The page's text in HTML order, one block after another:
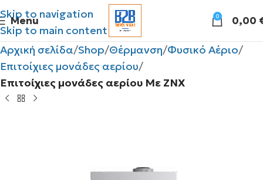
Skip to navigation
Skip to main content
Menu 0 0,00
Αρχική σελίδα Shop Θέρμανση Φυσικό Αέριο
Επιτοίχιες μονάδες αερίου
Επιτοίχιες μονάδες αερίου Με ΖΝΧ